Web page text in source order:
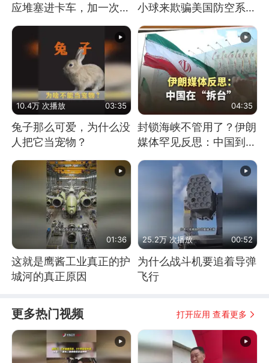
应堆塞进卡车，加一次燃
料能跑几十年
小球来欺骗美国防空系统
的
10.4万 次播放 03:35
兔子那么可爱，为什么没
人把它当宠物？
04:35
封锁海峡不管用了？伊朗
媒体罕见反思：中国到底
01:36
这就是鹰酱工业真正的护
城河的真正原因
25.2万 次播放 00:52
为什么战斗机要追着导弹
飞行
更多热门视频 打开应用 查看更多